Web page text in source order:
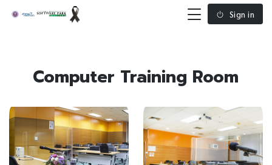
Sign in
Computer Training Room